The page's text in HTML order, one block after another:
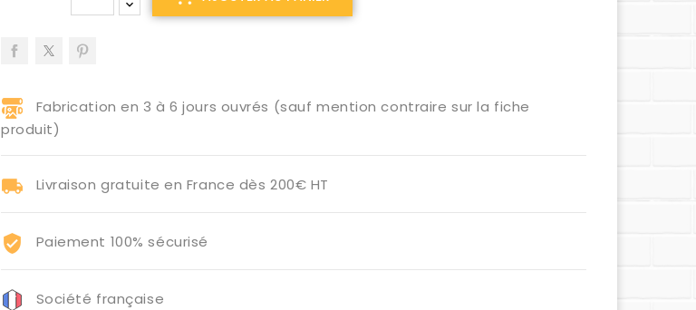
Fabrication en 3 à 6 jours ouvrés (sauf mention contraire sur la fiche
produit)
Livraison gratuite en France dès 200€ HT
Paiement 100% sécurisé
Société française